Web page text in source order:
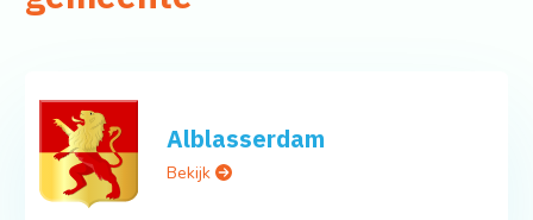
Alblasserdam
Bekijk